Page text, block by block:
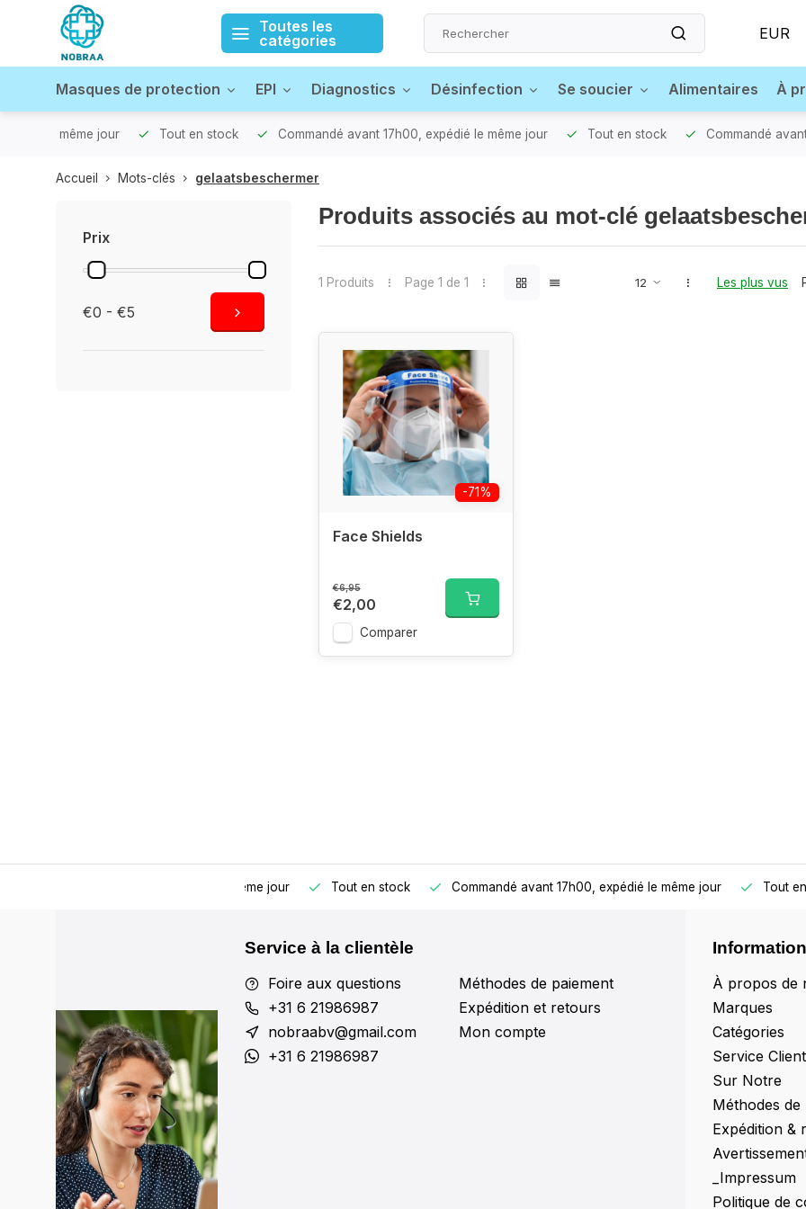
Toutes les
catégories
EUR
Masques de protection EPI Diagnostics Désinfection Se soucier Alimentaires À
le même jour Tout en stock Commandé avant 17h00, expédié le même jour Tout en stock Commandé
Accueil Mots-clés gelaatsbeschermer
Prix
€0 - €5
Produits associés au mot-clé
1 Produits Page 1 de 1 Les plus vus
-71%
Face Shields
€6,95
€2,00
Comparer
Commandé avant 17h00, expédié le même jour Tout en stock Commandé avant 17h00, expédié le même jour Tout
Service à la clientèle
Foire aux questions
+31 6 21986987
nobraabv@gmail.com
+31 6 21986987
Méthodes de paiement
Expédition et retours
Mon compte
À propos de
Marques
Catégories
Service
Sur Notre
Méthodes de
Expédition &
_Impressum
Politique de